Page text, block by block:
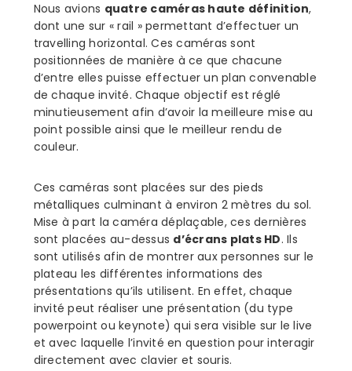
Nous avions quatre caméras haute définition,
dont une sur « rail » permettant d’effectuer un
travelling horizontal. Ces caméras sont
positionnées de manière à ce que chacune
d’entre elles puisse effectuer un plan convenable
de chaque invité. Chaque objectif est réglé
minutieusement afin d’avoir la meilleure mise au
point possible ainsi que le meilleur rendu de
couleur.
Ces caméras sont placées sur des pieds
métalliques culminant à environ 2 mètres du sol.
Mise à part la caméra déplaçable, ces dernières
sont placées au-dessus d’écrans plats HD. Ils
sont utilisés afin de montrer aux personnes sur le
plateau les différentes informations des
présentations qu’ils utilisent. En effet, chaque
invité peut réaliser une présentation (du type
powerpoint ou keynote) qui sera visible sur le live
et avec laquelle l’invité en question pour interagir
directement avec clavier et souris.